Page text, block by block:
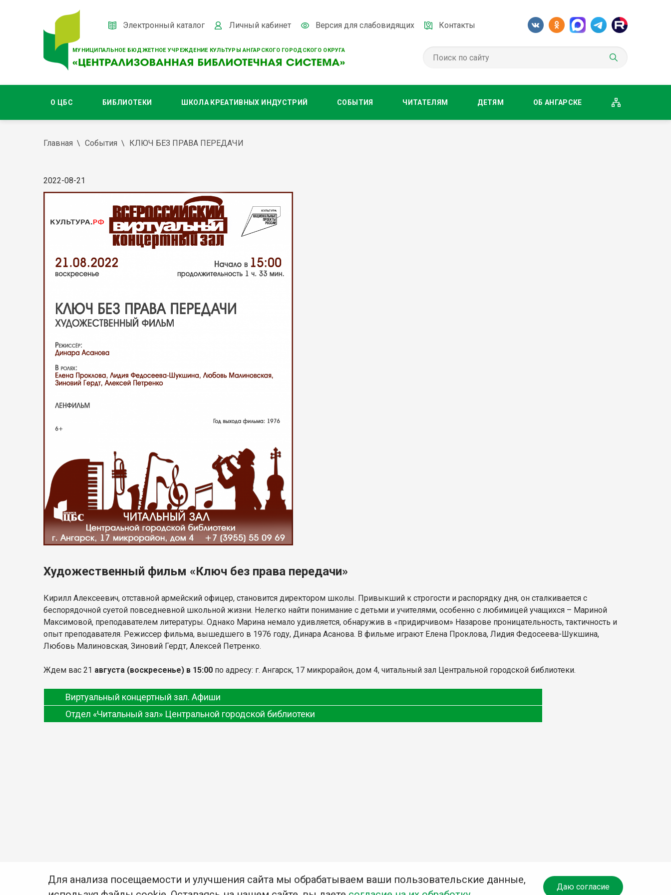
МУНИЦИПАЛЬНОЕ БЮДЖЕТНОЕ УЧРЕЖДЕНИЕ КУЛЬТУРЫ АНГАРСКОГО ГОРОДСКОГО ОКРУГА
Электронный каталог Личный кабинет Версия для слабовидящих Контакты
О ЦБС БИБЛИОТЕКИ ШКОЛА КРЕАТИВНЫХ ИНДУСТРИЙ СОБЫТИЯ ЧИТАТЕЛЯМ ДЕТЯМ ОБ АНГАРСКЕ
Главная События КЛЮЧ БЕЗ ПРАВА ПЕРЕДАЧИ
2022-08-21
Художественный фильм «Ключ без права передачи»
Кирилл Алексеевич, отставной армейский офицер, становится директором школы. Привыкший к строгости и распорядку дня, он сталкивается с
беспорядочной суетой повседневной школьной жизни. Нелегко найти понимание с детьми и учителями, особенно с любимицей учащихся – Мариной
Максимовой, преподавателем литературы. Однако Марина немало удивляется, обнаружив в «придирчивом» Назарове проницательность, тактичность и
опыт преподавателя. Режиссер фильма, вышедшего в 1976 году, Динара Асанова. В фильме играют Елена Проклова, Лидия Федосеева-Шукшина,
Любовь Малиновская, Зиновий Гердт, Алексей Петренко.
Ждем вас 21 августа (воскресенье) в 15:00 по адресу: г. Ангарск, 17 микрорайон, дом 4, читальный зал Центральной городской библиотеки.
Виртуальный концертный зал. Афиши
Отдел «Читальный зал» Центральной городской библиотеки
Для анализа посещаемости и улучшения сайта мы обрабатываем ваши пользовательские данные,
Даю согласие